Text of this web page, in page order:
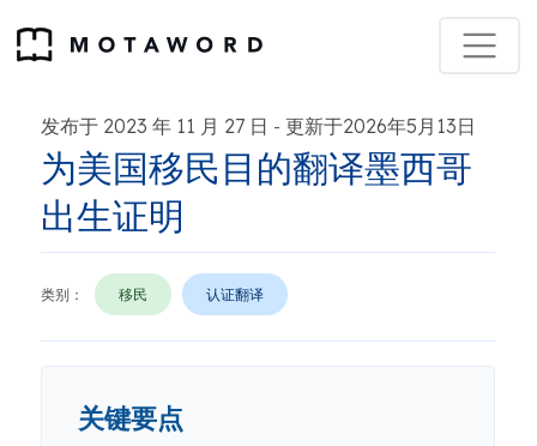
发布于 2023 年 11 月 27 日 - 更新于2026年5月13日
为美国移民目的翻译墨西哥
出生证明
类别： 移民 认证翻译
关键要点